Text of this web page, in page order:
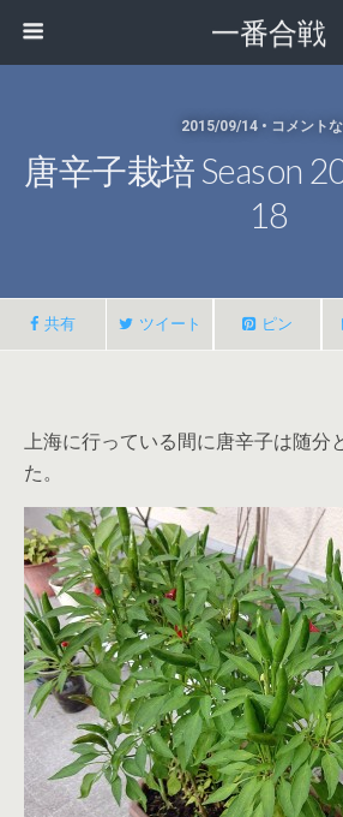
一番合戦
2015/09/14 • コメント
唐辛子栽培 Season
18
共有 ツイート ピン
上海に行っている間に唐辛子は随分
た。